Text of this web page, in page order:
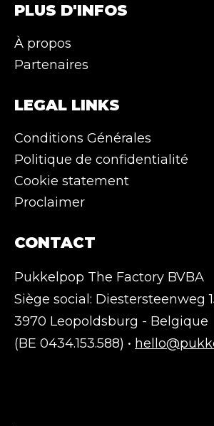
PLUS D'INFOS
À propos
Partenaires
LEGAL LINKS
Conditions Générales
Politique de confidentialité
Cookie statement
Proclaimer
CONTACT
Pukkelpop The Factory BVBA
Siège social: Diestersteenweg
3970 Leopoldsburg - Belgique
(BE 0434.153.588) •